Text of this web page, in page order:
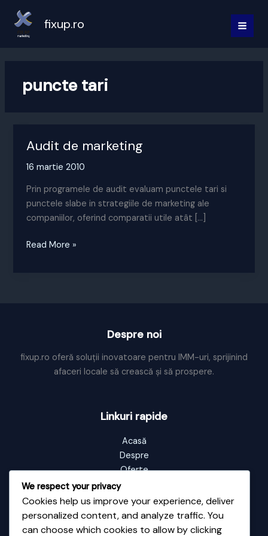
content
fixup.ro
puncte tari
Audit de marketing
16 martie 2010
Prin programele de audit evaluam punctele tari si
punctele slabe in strategiile de marketing ale
companiilor, oferind comparatii utile atât […]
Audit
Read More »
Despre noi
fixup.ro oferă soluții inovatoare pentru IMM-uri, sprijinind
afaceri locale să crească și să prospere.
Linkuri rapide
Acasă
Despre
Oferte
Portofoliu
Blog
Contact
We respect your privacy
Cookies help us improve your experience, deliver
personalized content, and analyze traffic. You
can choose which cookies to allow by clicking